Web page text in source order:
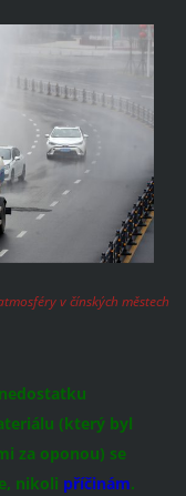
v čínských městech
(který byl
za oponou) se
nikoli příčinám.